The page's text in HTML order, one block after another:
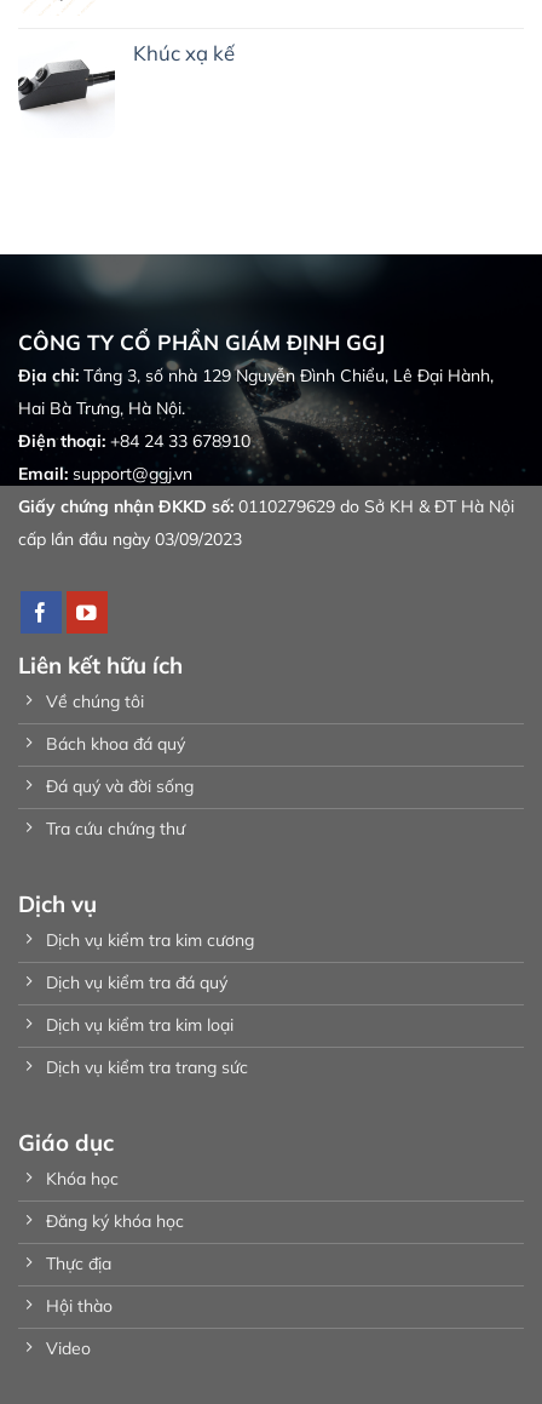
Khúc xạ kế
CÔNG TY CỔ PHẦN GIÁM ĐỊNH GGJ
Địa chỉ: Tầng 3, số nhà 129 Nguyễn Đình Chiểu, Lê Đại Hành,
Hai Bà Trưng, Hà Nội.
Điện thoại: +84 24 33 678910
Email: support@ggj.vn
Giấy chứng nhận ĐKKD số: 0110279629 do Sở KH & ĐT Hà Nội
cấp lần đầu ngày 03/09/2023
Liên kết hữu ích
Về chúng tôi
Bách khoa đá quý
Đá quý và đời sống
Tra cứu chứng thư
Dịch vụ
Dịch vụ kiểm tra kim cương
Dịch vụ kiểm tra đá quý
Dịch vụ kiểm tra kim loại
Dịch vụ kiểm tra trang sức
Giáo dục
Khóa học
Đăng ký khóa học
Thực địa
Hội thào
Video